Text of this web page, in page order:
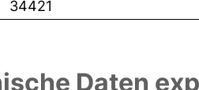
34421
Daten